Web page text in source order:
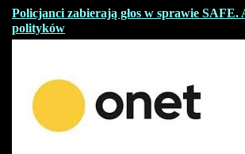
Policjanci zabierają głos w sprawie SAFE.
polityków